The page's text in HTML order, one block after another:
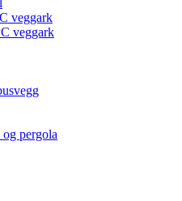
veggark
veggark
pergola